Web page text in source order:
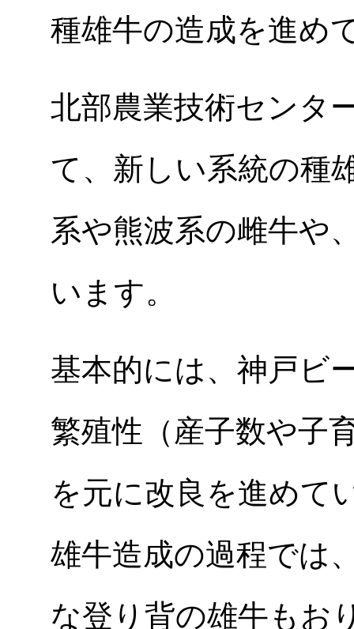
種雄牛の造成を進め
北部農業技術センタ
て、新しい系統の種
系や熊波系の雌牛や
います。
基本的には、神戸ビ
繁殖性（産子数や子
を元に改良を進めて
雄牛造成の過程では
な登り背の雄牛もお